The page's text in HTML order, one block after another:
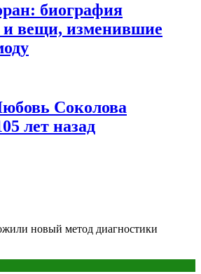
биография
и вещи, изменившие
Соколова
лет назад
новый метод диагностики